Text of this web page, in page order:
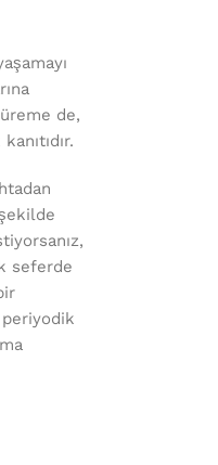
de,
seferde